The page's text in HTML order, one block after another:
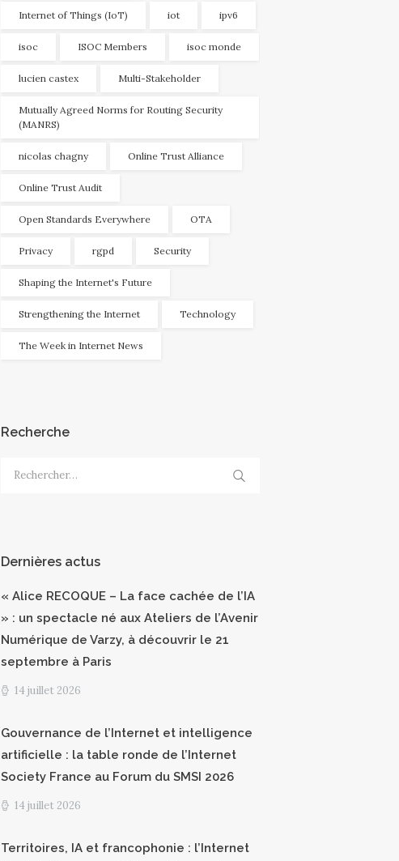
Internet of Things (IoT) iot ipv6
isoc ISOC Members isoc monde
lucien castex Multi-Stakeholder
Mutually Agreed Norms for Routing Security
(MANRS)
nicolas chagny Online Trust Alliance
Online Trust Audit
Open Standards Everywhere OTA
Privacy rgpd Security
Shaping the Internet's Future
Strengthening the Internet Technology
The Week in Internet News
Recherche
Rechercher :
Dernières actus
« Alice RECOQUE – La face cachée de l’IA
» : un spectacle né aux Ateliers de l’Avenir
Numérique de Varzy, à découvrir le 21
septembre à Paris
14 juillet 2026
Gouvernance de l’Internet et intelligence
artificielle : la table ronde de l’Internet
Society France au Forum du SMSI 2026
14 juillet 2026
Territoires, IA et francophonie : l’Internet